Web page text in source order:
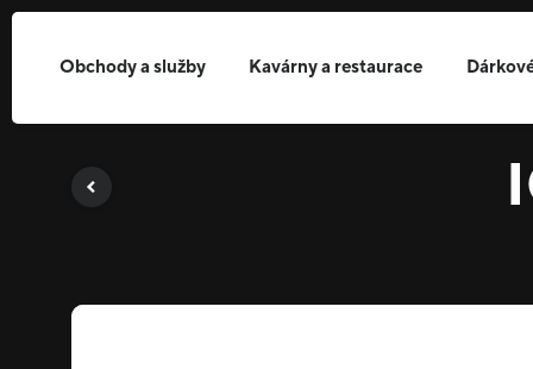
Obchody a služby Kavárny a restaurace